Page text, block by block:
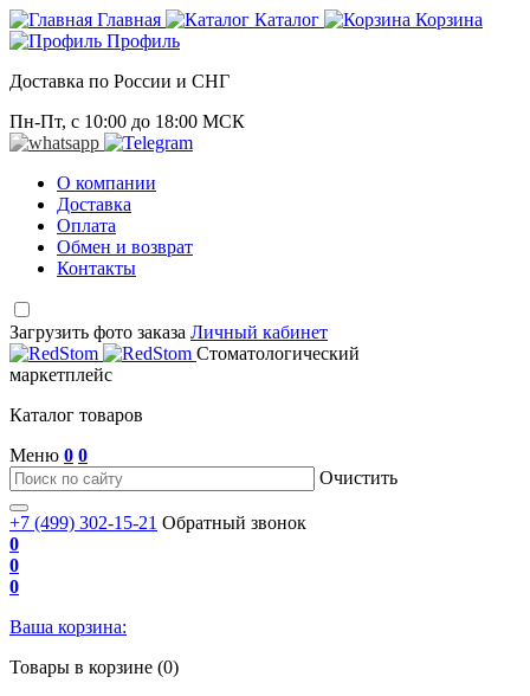
Главная Каталог
Корзина
Профиль
Доставка по России и СНГ
Пн-Пт, с 10:00 до 18:00 МСК
О компании
Доставка
Оплата
Обмен и возврат
Контакты
Загрузить фото заказа Личный кабинет
Стоматологический
маркетплейс
Каталог товаров
Меню 0 0
Очистить
+7 (499) 302-15-21 Обратный звонок
0
0
0
Ваша корзина:
Товары в корзине (0)